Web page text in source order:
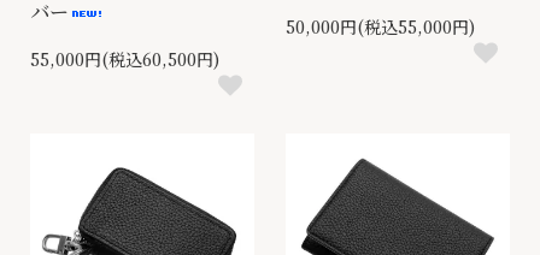
バー
55,000円(税込60,500円)
50,000円(税込55,000円)